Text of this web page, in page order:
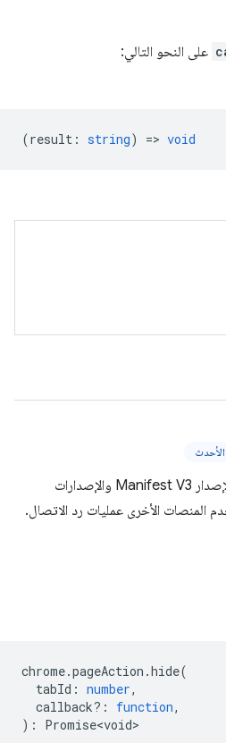
على النحو التالي:
(result : string) => void
لا تتوافق الوعود إلا مع الإصدار Manifest V3 والإصدارات
المنصات الأخرى عمليات رد الاتصال.
chrome.pageAction .hide(
tabId : number,
callback? : function,
) : Promise<void>